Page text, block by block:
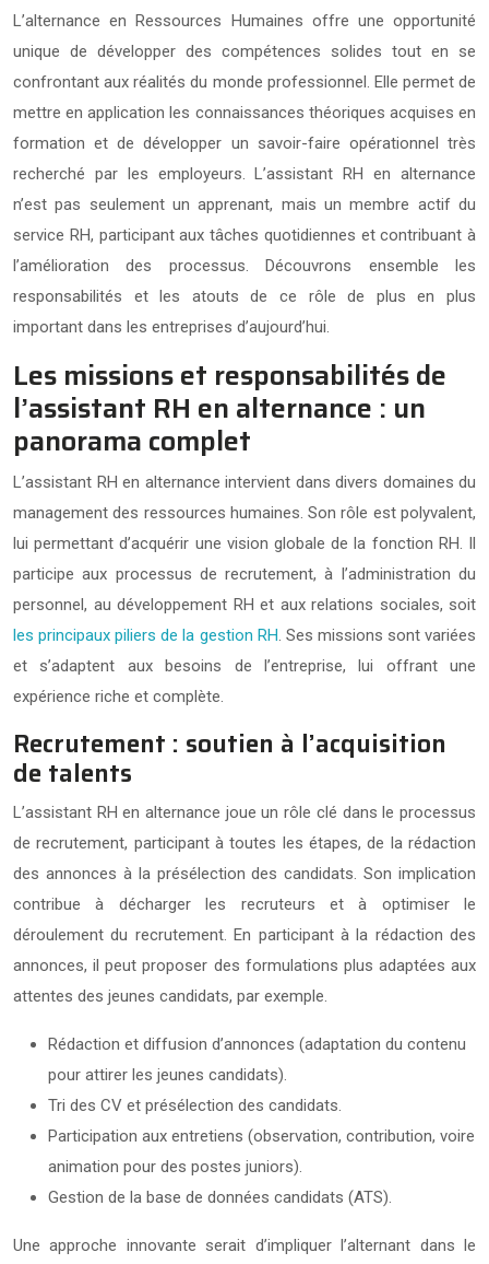
L’alternance en Ressources Humaines offre une opportunité
unique de développer des compétences solides tout en se
confrontant aux réalités du monde professionnel. Elle permet de
mettre en application les connaissances théoriques acquises en
formation et de développer un savoir-faire opérationnel très
recherché par les employeurs. L’assistant RH en alternance
n’est pas seulement un apprenant, mais un membre actif du
service RH, participant aux tâches quotidiennes et contribuant à
l’amélioration des processus. Découvrons ensemble les
responsabilités et les atouts de ce rôle de plus en plus
important dans les entreprises d’aujourd’hui.
Les missions et responsabilités de
l’assistant RH en alternance : un
panorama complet
L’assistant RH en alternance intervient dans divers domaines du
management des ressources humaines. Son rôle est polyvalent,
lui permettant d’acquérir une vision globale de la fonction RH. Il
participe aux processus de recrutement, à l’administration du
personnel, au développement RH et aux relations sociales, soit
les principaux piliers de la gestion RH. Ses missions sont variées
et s’adaptent aux besoins de l’entreprise, lui offrant une
expérience riche et complète.
Recrutement : soutien à l’acquisition
de talents
L’assistant RH en alternance joue un rôle clé dans le processus
de recrutement, participant à toutes les étapes, de la rédaction
des annonces à la présélection des candidats. Son implication
contribue à décharger les recruteurs et à optimiser le
déroulement du recrutement. En participant à la rédaction des
annonces, il peut proposer des formulations plus adaptées aux
attentes des jeunes candidats, par exemple.
Rédaction et diffusion d’annonces (adaptation du contenu
pour attirer les jeunes candidats).
Tri des CV et présélection des candidats.
Participation aux entretiens (observation, contribution, voire
animation pour des postes juniors).
Gestion de la base de données candidats (ATS).
Une approche innovante serait d’impliquer l’alternant dans le